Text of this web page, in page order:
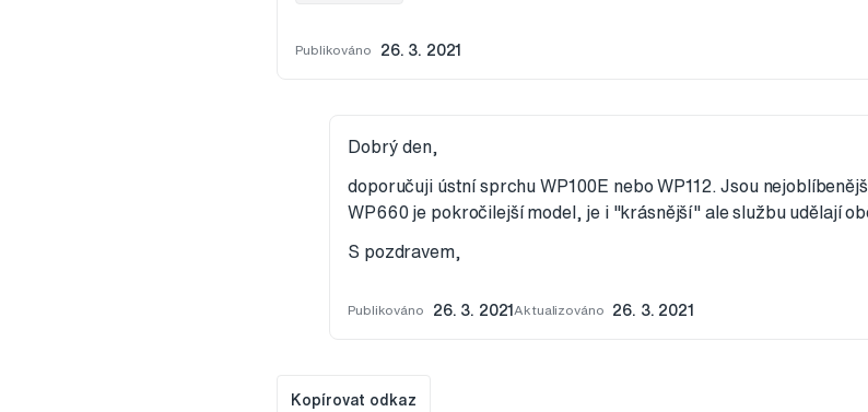
Publikováno 26. 3. 2021
Dobrý den,
doporučuji ústní sprchu WP100E nebo WP112. Jsou
WP660 je pokročilejší model, je i "krásnější" ale službu udělají
S pozdravem,
Publikováno 26. 3. 2021Aktualizováno 26. 3. 2021
Kopírovat odkaz